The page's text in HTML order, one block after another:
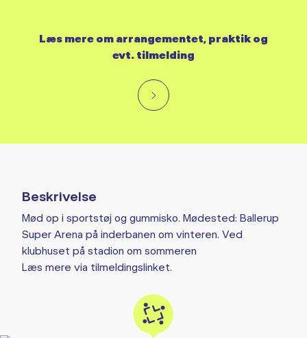
Beskrivelse
Mød op i sportstøj og gummisko. Mødested: Ballerup
Super Arena på inderbanen om vinteren. Ved
klubhuset på stadion om sommeren
Læs mere via tilmeldingslinket.
Læs mere om arrangementet, praktik og
evt. tilmelding